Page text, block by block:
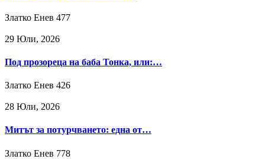
Златко Енев 477
29 Юли, 2026
Под прозореца на баба Тонка, или:…
Златко Енев 426
28 Юли, 2026
Митът за потурчването: една от…
Златко Енев 778